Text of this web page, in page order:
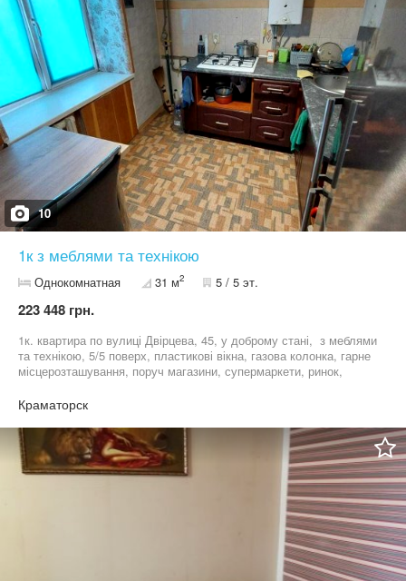
10
1к з меблями та технікою
Однокомнатная 31 м2 5 / 5 эт.
223 448 грн.
1к. квартира по вулиці Двірцева, 45, у доброму стані, з меблями
та технікою, 5/5 поверх, пластикові вікна, газова колонка, гарне
місцерозташування, поруч магазини, супермаркети, ринок,
Краматорск